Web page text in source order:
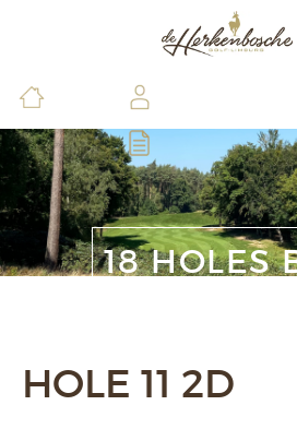
EXPERIENCE
BANEN & LAND
BRASSERIE & FACILITEITEN
DE GOLFSCHOOL18 HOLES
HOLE 11 2D